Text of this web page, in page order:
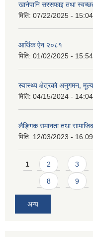
खानेपानि सरसफाइ तथा
मिति: 07/22/2025 - 15:04
आर्थिक ऐन २०८१
मिति: 01/02/2025 - 15:54
स्वास्थ्य क्षेत्रको अनुगमन,
मिति: 04/15/2024 - 14:04
लैङ्गिक समानता तथा
मिति: 12/03/2023 - 16:09
Pages
1 2 3
8 9
अन्य